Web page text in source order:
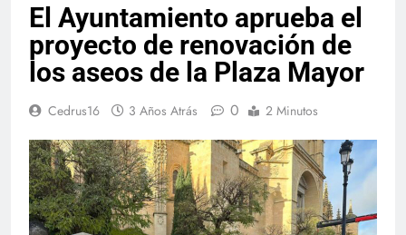
El Ayuntamiento aprueba el
proyecto de renovación de
los aseos de la Plaza Mayor
Cedrus16 3 Años Atrás 0 2 Minutos